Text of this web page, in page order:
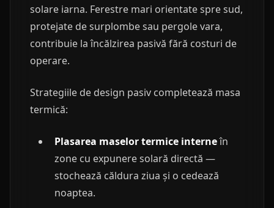
solare iarna. Ferestre mari orientate spre sud,
protejate de surplombe sau pergole vara,
contribuie la încălzirea pasivă fără costuri de
operare.
Strategiile de design pasiv completează masa
termică:
Plasarea maselor termice interneîn
zone cu expunere solară directă —
stochează căldura ziua și o cedează
noaptea.